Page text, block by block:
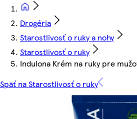
Drogéria
Starostlivosť o ruky a nohy
Starostlivosť o ruky
Indulona Krém na ruky pre
Späť na Starostlivosť o ruky